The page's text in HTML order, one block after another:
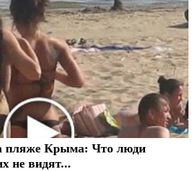
пляже Крыма: Что люди
не видят...